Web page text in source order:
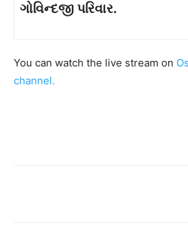
ગોવિન્દજી પરિવાર.
You can watch the live stream on
channel.